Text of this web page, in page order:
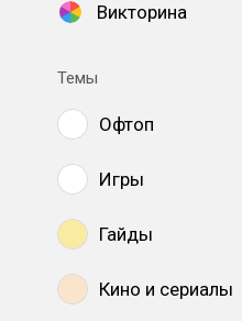
Викторина
Темы
Офтоп
Игры
Гайды
Кино и сериалы